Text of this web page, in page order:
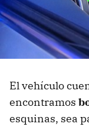
El vehículo
encontramos
esquinas, sea